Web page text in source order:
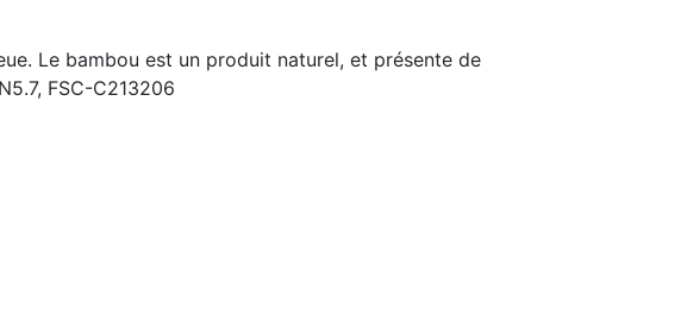
Le bambou est un produit naturel, et présente de
FSC-C213206